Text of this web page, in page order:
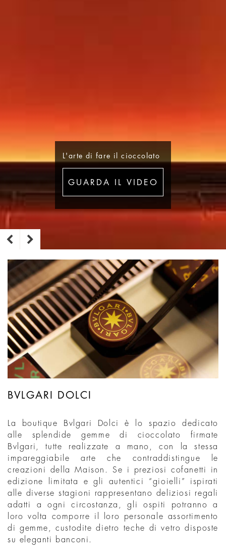
L'arte di fare il cioccolato
GUARDA IL VIDEO
BVLGARI DOLCI
La boutique Bvlgari Dolci è lo spazio dedicato
alle splendide gemme di cioccolato firmate
Bvlgari, tutte realizzate a mano, con la stessa
impareggiabile arte che contraddistingue le
creazioni della Maison. Se i preziosi cofanetti in
edizione limitata e gli autentici “gioielli” ispirati
alle diverse stagioni rappresentano deliziosi regali
adatti a ogni circostanza, gli ospiti potranno a
loro volta comporre il loro personale assortimento
di gemme, custodite dietro teche di vetro disposte
su eleganti banconi.